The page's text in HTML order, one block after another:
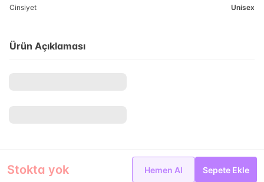
Stokta yok Hemen Al Sepete Ekle
Cinsiyet Unisex
Ürün Açıklaması